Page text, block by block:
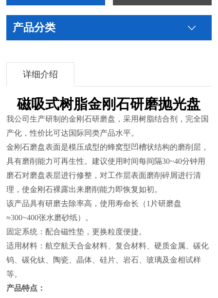
产品分类
详细介绍
磁吸式树脂金刚石研磨抛光盘
我公司生产研制的金刚石研磨盘，采用树脂结合剂，完全国
产化，性价比可达国际同类产品水平。
金刚石磨盘表面是模压成型的蜂窝型凹槽状结构的磨削层，
具有磨削能力可再生性。建议使用时间每间隔30~40分钟用
磨石对磨盘表层进行修整，对工作层表面磨削碎屑进行清
理，使金刚石裸露出来磨削能力即恢复如初。
该产品具有研磨去除率高，使用寿命长（1片研磨盘
≈300~400张水磨砂纸）。
固定系统：配合磁性垫，更换粒度便捷。
适用材料：航空航天合金材料、复合材料、硬质金属、碳化
钨、碳化钛、陶瓷、晶体、硅片、岩石、玻璃及金相试样
等。
产品特点：